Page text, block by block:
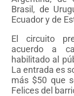
Brasil, de
Ecuador y de
El circuito
acuerdo a
habilitado al
La entrada es
más $50 que
Felices del